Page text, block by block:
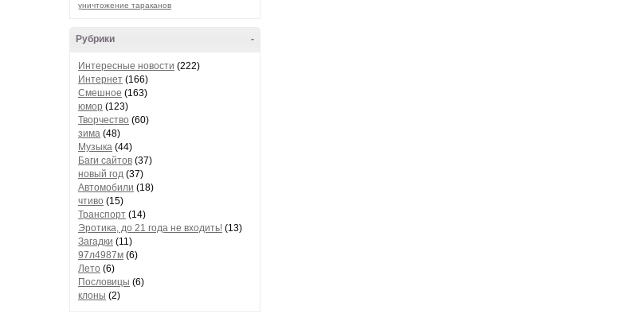
уничтожение тараканов
-
Рубрики
Интересные новости (222)
Интернет (166)
Смешное (163)
юмор (123)
Творчество (60)
зима (48)
Музыка (44)
Баги сайтов (37)
новый год (37)
Автомобили (18)
чтиво (15)
Транспорт (14)
Эротика, до 21 года не входить! (13)
Загадки (11)
97л4987м (6)
Лето (6)
Пословицы (6)
клоны (2)